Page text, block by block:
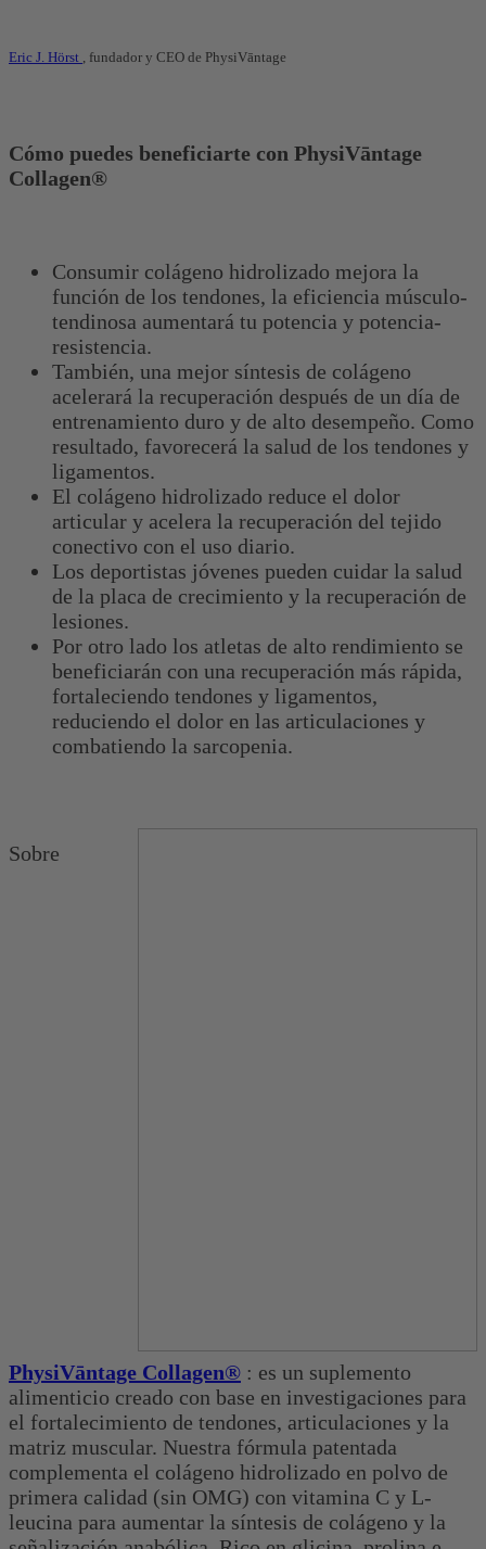
Eric J. Hörst , fundador y CEO de PhysiVāntage
Cómo puedes beneficiarte con PhysiVāntage
Collagen®
Consumir colágeno hidrolizado mejora la
función de los tendones, la eficiencia músculo-
tendinosa aumentará tu potencia y potencia-
resistencia.
También, una mejor síntesis de colágeno
acelerará la recuperación después de un día de
entrenamiento duro y de alto desempeño. Como
resultado, favorecerá la salud de los tendones y
ligamentos.
El colágeno hidrolizado reduce el dolor
articular y acelera la recuperación del tejido
conectivo con el uso diario.
Los deportistas jóvenes pueden cuidar la salud
de la placa de crecimiento y la recuperación de
lesiones.
Por otro lado los atletas de alto rendimiento se
beneficiarán con una recuperación más rápida,
fortaleciendo tendones y ligamentos,
reduciendo el dolor en las articulaciones y
combatiendo la sarcopenia.
Sobre
PhysiVāntage Collagen® : es un suplemento
alimenticio creado con base en investigaciones para
el fortalecimiento de tendones, articulaciones y la
matriz muscular. Nuestra fórmula patentada
complementa el colágeno hidrolizado en polvo de
primera calidad (sin OMG) con vitamina C y L-
leucina para aumentar la síntesis de colágeno y la